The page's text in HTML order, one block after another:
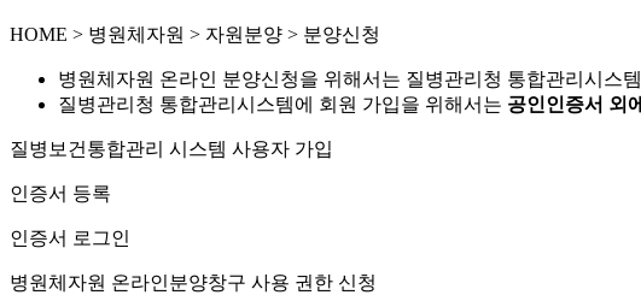
HOME > 병원체자원 > 자원분양 > 분양신청
병원체자원 온라인 분양신청을 위해서는 질병관리청 통합관리시스
질병관리청 통합관리시스템에 회원 가입을 위해서는 공인인증서 외
질병보건통합관리 시스템 사용자 가입
인증서 등록
인증서 로그인
병원체자원 온라인분양창구 사용 권한 신청